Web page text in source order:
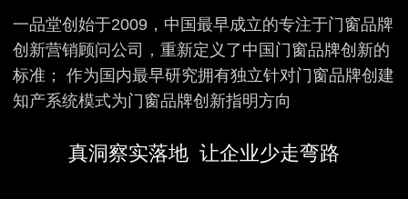
一品堂创始于2009，中国最早成立的专注于门窗品牌
创新营销顾问公司，重新定义了中国门窗品牌创新的
标准； 作为国内最早研究拥有独立针对门窗品牌创建
知产系统模式为门窗品牌创新指明方向
真洞察实落地 让企业少走弯路